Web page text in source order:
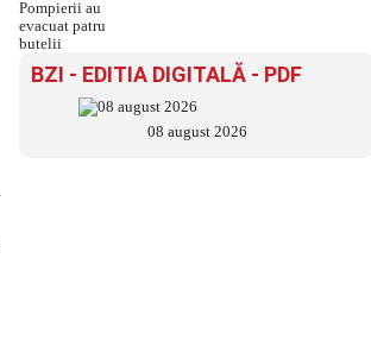
BZI - EDITIA DIGITALĂ - PDF
08 august 2026